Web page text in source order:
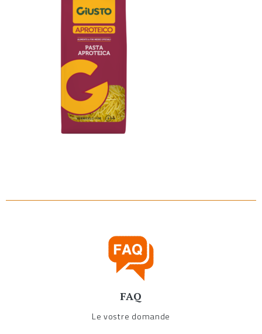
FAQ
Le vostre domande